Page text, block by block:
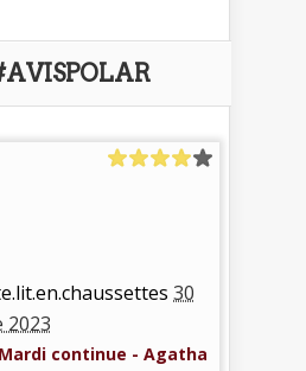
30
2023
continue - Agatha